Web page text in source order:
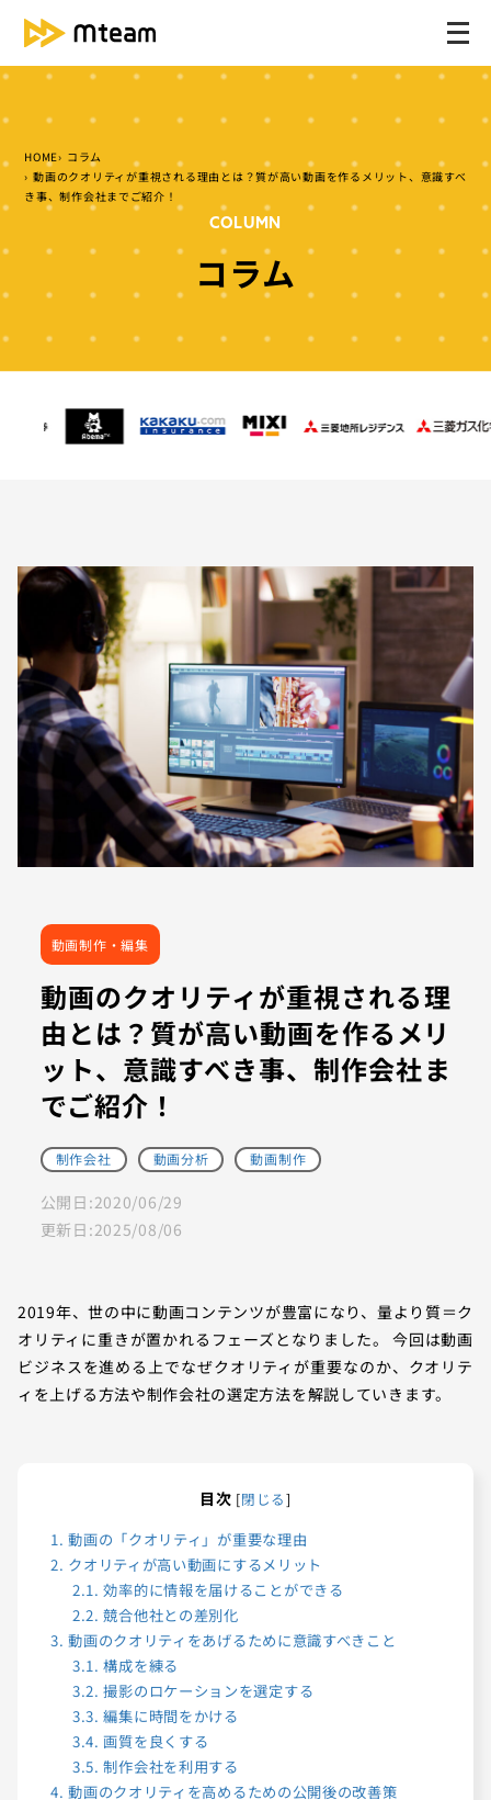
メ
ュ
開
く
HOME コラム
動画のクオリティが重視される理由とは？質が高い動画を作るメリット、意識すべ
き事、制作会社までご紹介！
COLUMN
コラム
動画制作・編集
動画のクオリティが重視される理
由とは？質が高い動画を作るメリ
ット、意識すべき事、制作会社ま
でご紹介！
制作会社 動画分析 動画制作
公開日:2020/06/29
更新日:2025/08/06
2019年、世の中に動画コンテンツが豊富になり、量より質＝ク
オリティに重きが置かれるフェーズとなりました。 今回は動画
ビジネスを進める上でなぜクオリティが重要なのか、クオリテ
ィを上げる方法や制作会社の選定方法を解説していきます。
目次 [閉じる]
1. 動画の「クオリティ」が重要な理由
2. クオリティが高い動画にするメリット
2.1. 効率的に情報を届けることができる
2.2. 競合他社との差別化
3. 動画のクオリティをあげるために意識すべきこと
3.1. 構成を練る
3.2. 撮影のロケーションを選定する
3.3. 編集に時間をかける
3.4. 画質を良くする
3.5. 制作会社を利用する
4. 動画のクオリティを高めるための公開後の改善策